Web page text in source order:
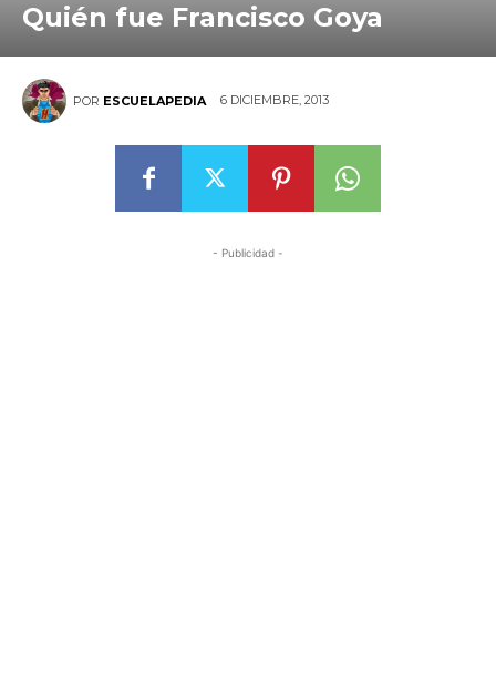
Quién fue Francisco Goya
POR ESCUELAPEDIA 6 DICIEMBRE, 2013
- Publicidad -